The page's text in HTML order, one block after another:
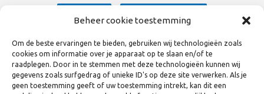
Beheer cookie toestemming
Om de beste ervaringen te bieden, gebruiken wij technologieën zoals
cookies om informatie over je apparaat op te slaan en/of te
raadplegen. Door in te stemmen met deze technologieën kunnen wij
gegevens zoals surfgedrag of unieke ID's op deze site verwerken. Als je
geen toestemming geeft of uw toestemming intrekt, kan dit een
Bekijk volledige site